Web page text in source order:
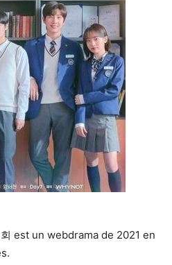
est un webdrama de 2021 en